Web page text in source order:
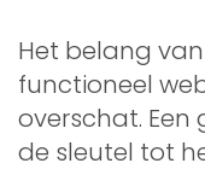
Het belang
functioneel
overschat.
de sleutel tot